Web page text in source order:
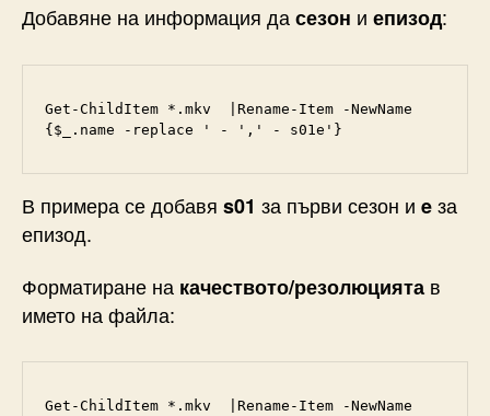
Добавяне на информация дасезон и епизод:
Get-ChildItem *.mkv  |Rename-Item -NewName
{$_.name -replace ' - ',' - s01e'}
В примера се добавя s01 за първи сезон и eза
епизод.
Форматиране на качеството/резолюцията в
името на файла:
Get-ChildItem *.mkv  |Rename-Item -NewName